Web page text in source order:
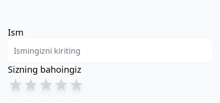
Ism
Sizning bahoingiz
★★★★★